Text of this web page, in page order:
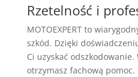
Rzetelność i
MOTOEXPERT to
szkód. Dzięki
Ci uzyskać odszkodowanie.
otrzymasz fachową pomoc.